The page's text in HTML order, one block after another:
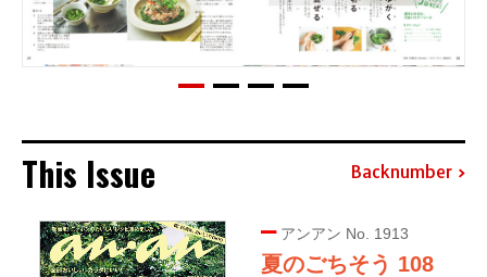
This Issue Backnumber
アンアン No. 1913
夏のごちそう 108